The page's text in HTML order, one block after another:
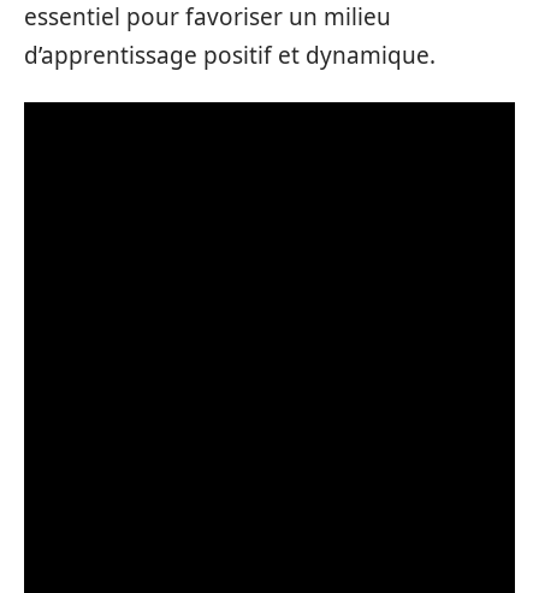
essentiel pour favoriser un milieu
d’apprentissage positif et dynamique.